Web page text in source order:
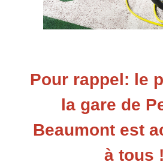
Pour rappel: le
la gare de
Beaumont est
à tous !